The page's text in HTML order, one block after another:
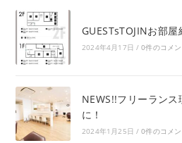
GUESTsTOJINお部
2024年4月17日 / 0件のコメン
NEWS!!フリーラン
に！
2024年1月25日 / 0件のコメン